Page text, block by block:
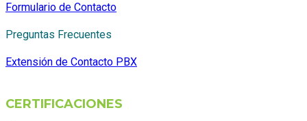
Formulario de Contacto
Preguntas Frecuentes
Extensión de Contacto PBX
CERTIFICACIONES